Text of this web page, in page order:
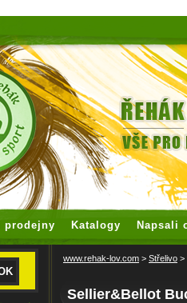
prodejny Katalogy Napsali
www.rehak-lov.com > Střelivo >
Sellier&Bellot